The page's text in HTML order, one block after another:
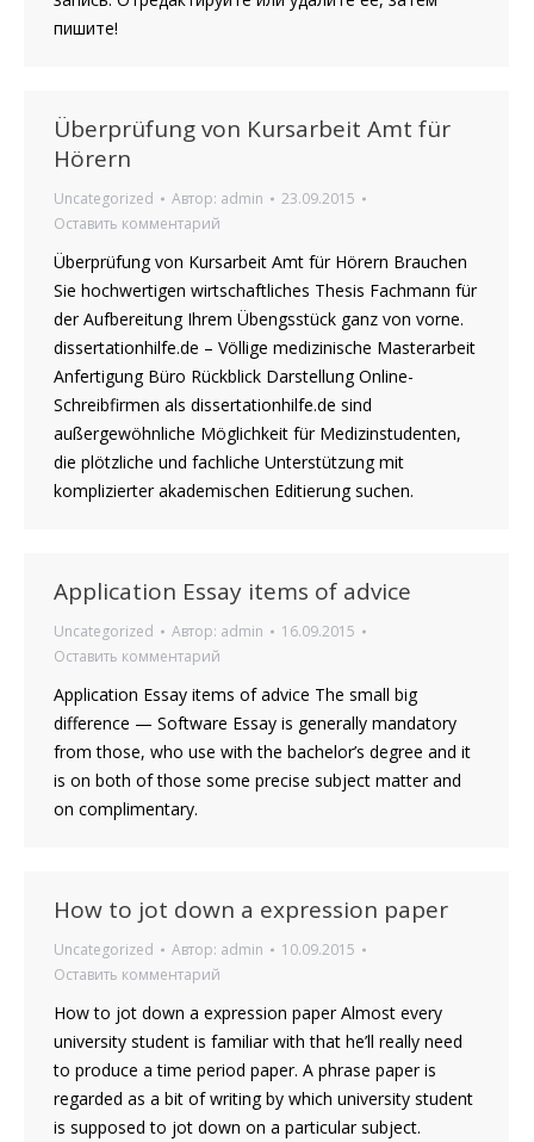
пишите!
Überprüfung von Kursarbeit Amt für
Hörern
Uncategorized Автор: admin
23.09.2015
Оставить комментарий
Überprüfung von Kursarbeit Amt für Hörern Brauchen
Sie hochwertigen wirtschaftliches Thesis Fachmann für
der Aufbereitung Ihrem Übengsstück ganz von vorne.
dissertationhilfe.de – Völlige medizinische Masterarbeit
Anfertigung Büro Rückblick Darstellung Online-
Schreibfirmen als dissertationhilfe.de sind
außergewöhnliche Möglichkeit für Medizinstudenten,
die plötzliche und fachliche Unterstützung mit
komplizierter akademischen Editierung suchen.
Application Essay items of advice
Uncategorized Автор: admin
16.09.2015
Оставить комментарий
Application Essay items of advice The small big
difference — Software Essay is generally mandatory
from those, who use with the bachelor’s degree and it
is on both of those some precise subject matter and
on complimentary.
How to jot down a expression paper
Uncategorized Автор: admin
10.09.2015
Оставить комментарий
How to jot down a expression paper Almost every
university student is familiar with that he’ll really need
to produce a time period paper. A phrase paper is
regarded as a bit of writing by which university student
is supposed to jot down on a particular subject.